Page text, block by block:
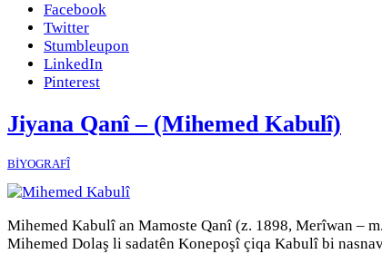
Facebook
Twitter
Stumbleupon
LinkedIn
Pinterest
Jiyana Qanî – (Mihemed Kabulî)
BİYOGRAFÎ
Mihemed Kabulî an Mamoste Qanî (z. 1898, Merîwan –
Mihemed Dolaş li sadatên Konepoşî çiqa Kabulî bi